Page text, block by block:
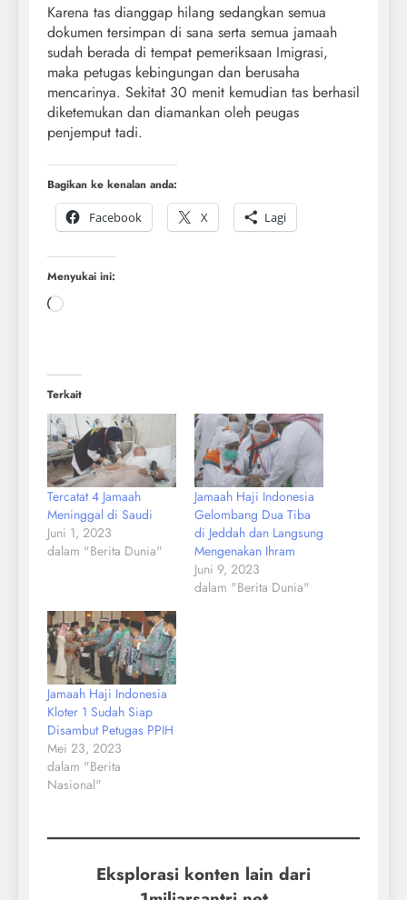
Karena tas dianggap hilang sedangkan semua
dokumen tersimpan di sana serta semua jamaah
sudah berada di tempat pemeriksaan Imigrasi,
maka petugas kebingungan dan berusaha
mencarinya. Sekitat 30 menit kemudian tas berhasil
diketemukan dan diamankan oleh peugas
penjemput tadi.
Bagikan ke kenalan anda:
Facebook
X Lagi
Menyukai ini:
Terkait
Tercatat 4 Jamaah
Meninggal di Saudi
Juni 1, 2023
dalam "Berita Dunia"
Jamaah Haji Indonesia
Gelombang Dua Tiba
di Jeddah dan Langsung
Mengenakan Ihram
Juni 9, 2023
dalam "Berita Dunia"
Jamaah Haji Indonesia
Kloter 1 Sudah Siap
Disambut Petugas PPIH
Mei 23, 2023
dalam "Berita
Nasional"
Eksplorasi konten lain dari